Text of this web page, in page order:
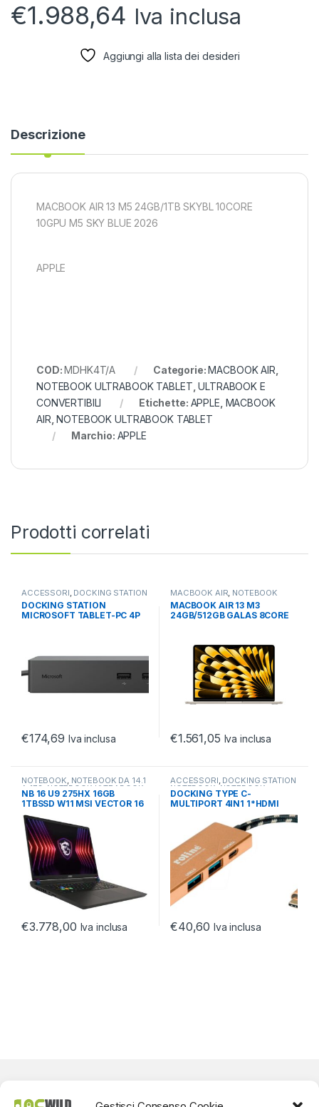
€1.988,64 Iva inclusa
Aggiungi alla lista dei desideri
Descrizione
MACBOOK AIR 13 M5 24GB/1TB SKYBL 10CORE
10GPU M5 SKY BLUE 2026
APPLE
COD:MDHK4T/A Categorie:MACBOOK AIR
NOTEBOOK ULTRABOOK TABLET ,ULTRABOOK E
CONVERTIBILI
Etichette: APPLE MACBOOK
AIR ,NOTEBOOK ULTRABOOK TABLET
Marchio: APPLE
Prodotti correlati
ACCESSORI DOCKING STATION
NOTEBOOK ,NOTEBOOK
ULTRABOOK TABLET
DOCKING STATION
MICROSOFT TABLET-PC 4P
€174,69 Iva inclusa
MACBOOK AIR NOTEBOOK
ULTRABOOK TABLET ,
ULTRABOOK E CONVERTIBILI
MACBOOK AIR 13 M3
24GB/512GB GALAS 8CORE
€1.561,05 Iva inclusa
NOTEBOOK, NOTEBOOK DA 14.1
A 17.3, NOTEBOOK ULTRABOOK
TABLET
NB 16 U9 275HX 16GB
1TBSSD W11 MSI VECTOR 16
– RTX 5080
€3.778,00 Iva inclusa
ACCESSORI, DOCKING STATION
NOTEBOOK,NOTEBOOK
ULTRABOOK TABLET
DOCKING TYPE C-
MULTIPORT 4IN1 1*HDMI
4K/2*USB 3.2/1*USB C PD
€40,60 Iva inclusa